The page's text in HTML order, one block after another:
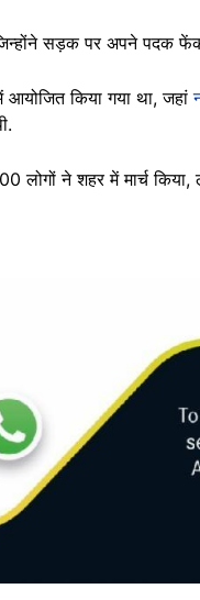
सड़क पर अपने पदक
आयोजित किया गया था, जहां
लोगों ने शहर में मार्च